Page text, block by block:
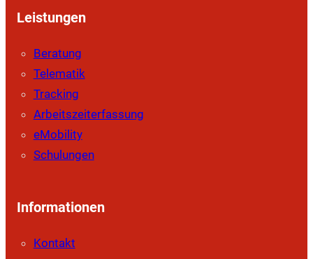
Leistungen
Beratung
Telematik
Tracking
Arbeitszeiterfassung
eMobility
Schulungen
Informationen
Kontakt